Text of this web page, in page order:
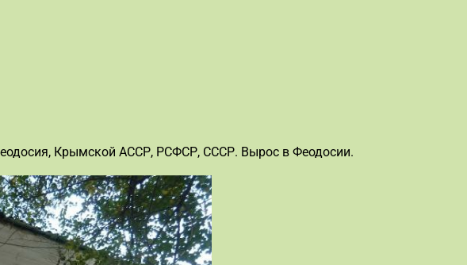
Крымской АССР, РСФСР, СССР. Вырос в Феодосии.